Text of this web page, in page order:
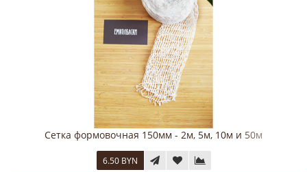
Сетка формовочная 150мм - 2м, 5м, 10м и 50м
6.50 BYN